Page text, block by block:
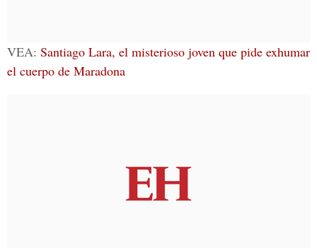
VEA: Santiago Lara, el misterioso joven que pide exhumar
el cuerpo de Maradona